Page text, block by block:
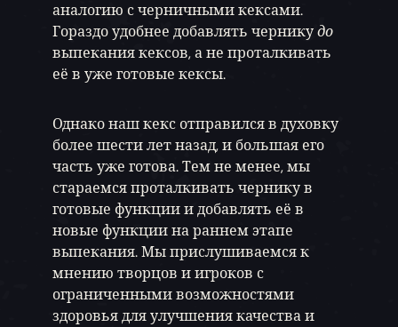
аналогию с черничными кексами.
Гораздо удобнее добавлять черникудо
выпекания кексов, а не проталкивать
её в уже готовые кексы.
Однако наш кекс отправился в духовку
более шести лет назад, и большая его
часть уже готова. Тем не менее, мы
стараемся проталкивать чернику в
готовые функции и добавлять её в
новые функции на раннем этапе
выпекания. Мы прислушиваемся к
мнению творцов и игроков с
ограниченными возможностями
здоровья для улучшения качества и